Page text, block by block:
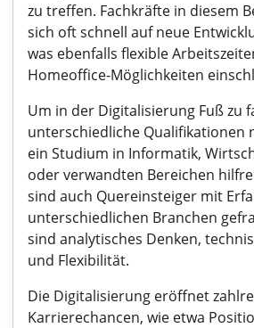
zu treffen. Fachkräfte in diesem
sich oft schnell auf neue
was ebenfalls flexible
Homeoffice-Möglichkeiten
Um in der Digitalisierung Fuß zu
unterschiedliche Qualifikationen
ein Studium in Informatik,
oder verwandten Bereichen
sind auch Quereinsteiger mit
unterschiedlichen Branchen
sind analytisches Denken,
und Flexibilität.
Die Digitalisierung eröffnet
Karrierechancen, wie etwa